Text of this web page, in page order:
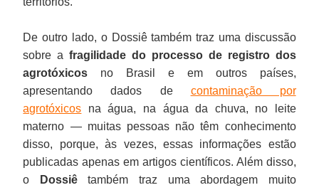
De outro lado, o Dossiê também traz uma discussão
sobre afragilidade do processo de registro dos
agrotóxicos no Brasil e em outros países,
apresentando dados de contaminação por
agrotóxicos na água, na água da chuva, no leite
materno — muitas pessoas não têm conhecimento
disso, porque, às vezes, essas informações estão
publicadas apenas em artigos científicos. Além disso,
o Dossiêtambém traz uma abordagem muito